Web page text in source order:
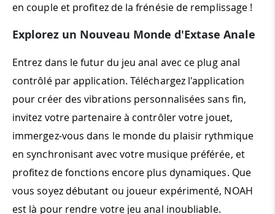
en couple et profitez de la frénésie de remplissage !
Explorez un Nouveau Monde d'Extase Anale
Entrez dans le futur du jeu anal avec ce plug anal
contrôlé par application. Téléchargez l'application
pour créer des vibrations personnalisées sans fin,
invitez votre partenaire à contrôler votre jouet,
immergez-vous dans le monde du plaisir rythmique
en synchronisant avec votre musique préférée, et
profitez de fonctions encore plus dynamiques. Que
vous soyez débutant ou joueur expérimenté, NOAH
est là pour rendre votre jeu anal inoubliable.